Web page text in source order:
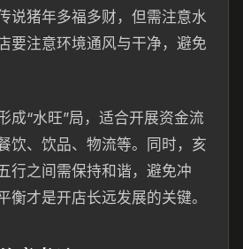
说猪年多福多财，但需注意水
要注意环境通风与干净，避免
成“水旺”局，适合开展资金流
饮、饮品、物流等。同时，亥
行之间需保持和谐，避免冲
衡才是开店长远发展的关键。